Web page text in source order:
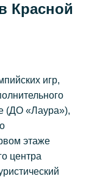
Красной
игр,
(ДО «Лаура»),
этаже
центра